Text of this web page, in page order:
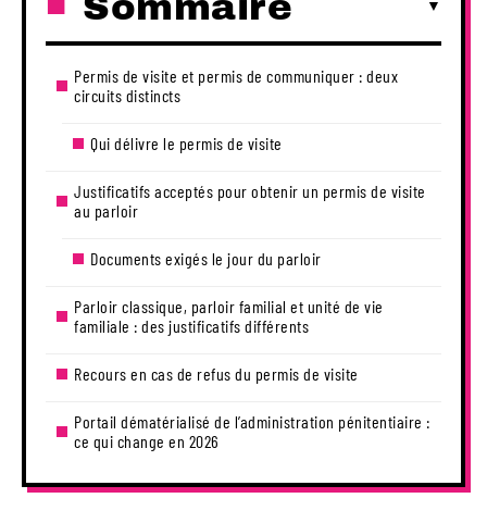
Permis de visite et permis de communiquer : deux
circuits distincts
Qui délivre le permis de visite
Justificatifs acceptés pour obtenir un permis de visite
au parloir
Documents exigés le jour du parloir
Parloir classique, parloir familial et unité de vie
familiale : des justificatifs différents
Recours en cas de refus du permis de visite
Portail dématérialisé de l’administration pénitentiaire :
ce qui change en 2026